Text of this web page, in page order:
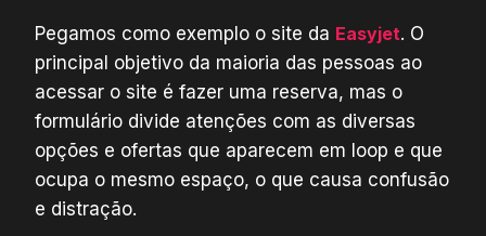
Pegamos como exemplo o site da Easyjet. O
principal objetivo da maioria das pessoas ao
acessar o site é fazer uma reserva, mas o
formulário divide atenções com as diversas
opções e ofertas que aparecem em loop e que
ocupa o mesmo espaço, o que causa confusão
e distração.